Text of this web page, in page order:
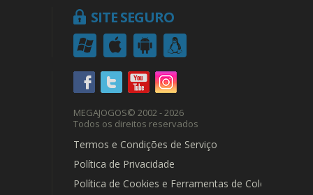
SITE SEGURO
MEGAJOGOS© 2002 - 2026
Todos os direitos reservados
Termos e Condições de Serviço
Política de Privacidade
Política de Cookies e Ferramentas de Coleta de